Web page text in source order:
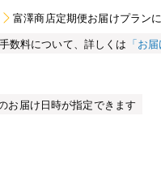
富澤商店定期便お届けプラン
数料について、詳しくは 「お
お届け日時が指定できます